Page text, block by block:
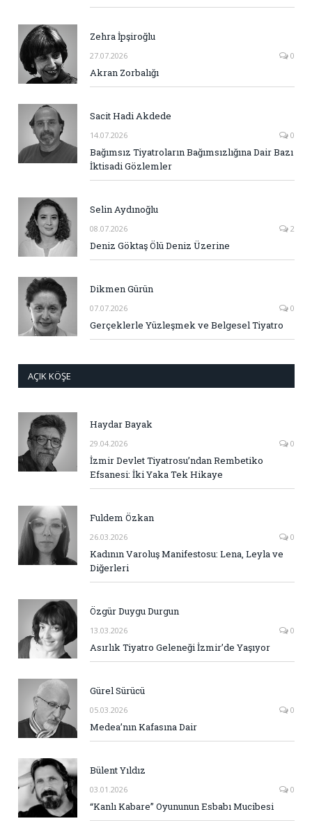
Zehra İpşiroğlu
27.07.2026 0
Akran Zorbalığı
Sacit Hadi Akdede
14.07.2026 0
Bağımsız Tiyatroların Bağımsızlığına Dair Bazı
İktisadi Gözlemler
Selin Aydınoğlu
08.07.2026 2
Deniz Göktaş Ölü Deniz Üzerine
Dikmen Gürün
07.07.2026 0
Gerçeklerle Yüzleşmek ve Belgesel Tiyatro
AÇIK KÖŞE
Haydar Bayak
29.04.2026 0
İzmir Devlet Tiyatrosu’ndan Rembetiko
Efsanesi: İki Yaka Tek Hikaye
Fuldem Özkan
26.03.2026 0
Kadının Varoluş Manifestosu: Lena, Leyla ve
Diğerleri
Özgür Duygu Durgun
13.03.2026 0
Asırlık Tiyatro Geleneği İzmir’de Yaşıyor
Gürel Sürücü
05.03.2026 0
Medea’nın Kafasına Dair
Bülent Yıldız
03.01.2026 0
“Kanlı Kabare” Oyununun Esbabı Mucibesi